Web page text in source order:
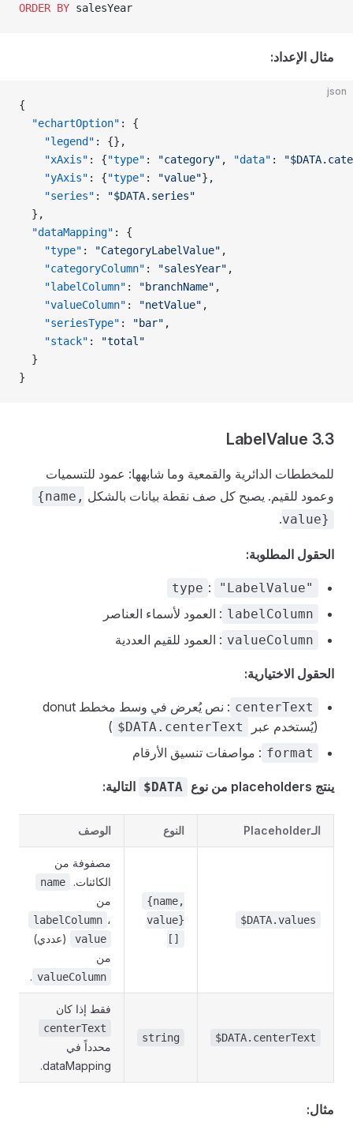
ORDER BY salesYear
مثال الإعداد:
json
{
  "echartOption"
: {
    "legend"
: {},
    "xAxis"
: {"type" : "category" , "data" :
    "yAxis"
: {"type" : "value"},
    "series"
:
"$DATA.series"
  },
  "dataMapping"
: {
    "type"
: "CategoryLabelValue" ,
    "categoryColumn"
: "salesYear" ,
    "labelColumn"
: "branchName" ,
    "valueColumn"
: "netValue" ,
    "seriesType"
: "bar" ,
    "stack"
:
"total"
  }
}
3.3 LabelValue
للمخططات الدائرية والقمعية وما شابهها: عمود للتسميات
وعمود للقيم. يصبح كل صف نقطة بيانات بالشكل {name,
value}
.
الحقول المطلوبة:
type :
"LabelValue"
labelColumn : العمود لأسماء العناصر
valueColumn : العمود للقيم العددية
الحقول الاختيارية:
centerText
: نص يُعرض في وسط مخطط donut
(يُستخدم عبر
$DATA.centerText
)
format : مواصفات تنسيق الأرقام
ينتج placeholders من نوع $DATA التالية:
الـPlaceholder النوع الوصف
$DATA.values
{name,
value}
[]
مصفوفة من
الكائنات.
name
من
labelColumn ،
value
(عددي)
من
valueColumn
.
$DATA.centerText
string
فقط إذا كان
centerText
محدداً في
dataMapping.
مثال: